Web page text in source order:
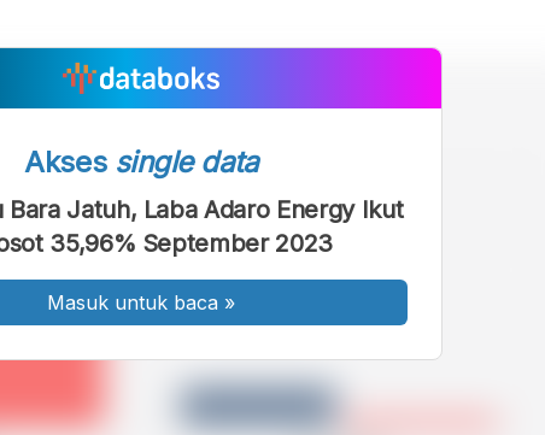
Akses single data
Bara Jatuh, Laba Adaro Energy Ikut
35,96% September 2023
Masuk untuk baca »